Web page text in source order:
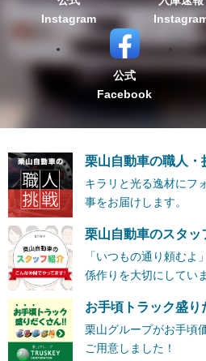
Instagram
公式
Facebook
栗山自動車の職人・
キラリと光る逸材にフ
事をお届けします。
栗山自動車のスタッ
「いつもの通り頼むよ
係作りを大切にしてい
お手頃トラック盛り
栗山グループがお手頃
ご用意しました！